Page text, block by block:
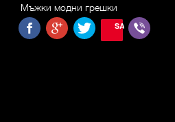
Мъжки модни грешки
SAVE